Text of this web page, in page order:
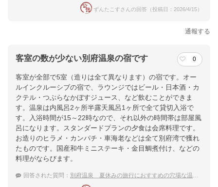
ずんたこすさんの回答（投稿日：2026/4/15）
通報する
客室の数が少ない別府温泉の宿です 0
客室が全部で5室（造りは全て異なります）の宿です。オー
ルインクルーシブの宿で、ラウンジではビール・日本酒・カ
クテル・つぶらなかぼすジュース、など飲むことができま
す。温泉は内風呂2ヶ所半露天風呂1ヶ所で全て貸切入浴で
す。入浴時間が15～22時なので、それ以外の時間帯は部屋風
呂になります。スタンダードプランの夕食は会席料理です。
お造りのヒラメ・カンパチ・車海老などは全て別府湾で獲れ
たものです。国産和牛ミニステーキ・金目鯛煮付け、などの
料理がならびます。
回答された質問： 別府温泉 夏休みの旅行におすすめの穴場な温泉宿